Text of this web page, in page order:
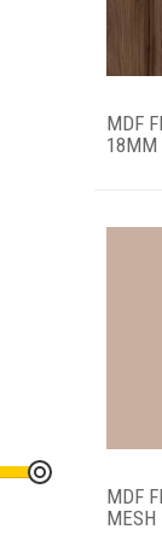
MDF
18MM
MDF
MESH